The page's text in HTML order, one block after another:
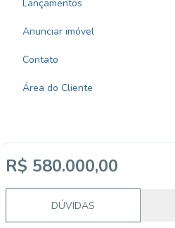
R$ 580.000,00
DÚVIDAS
Lançamentos
Anunciar imóvel
Contato
Área do Cliente
Imobiliária Certificada:
Selo de Tecnologia Loft